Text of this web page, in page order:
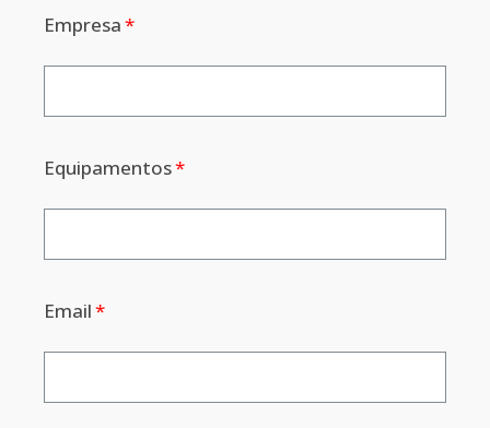
Empresa
Equipamentos
Email